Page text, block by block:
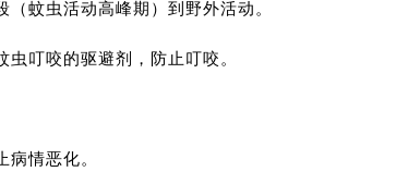
蚊虫活动高峰期）到野外活动。
叮咬的驱避剂，防止叮咬。
情恶化。